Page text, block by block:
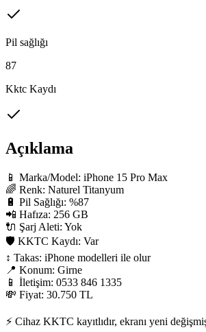
Pil sağlığı
87
Kktc Kaydı
Açıklama
📱 Marka/Model: iPhone 15 Pro Max
🌈 Renk: Naturel Titanyum
🔋 Pil Sağlığı: %87
📲 Hafıza: 256 GB
🔌 Şarj Aleti: Yok
🛡 KKTC Kaydı: Var
↕️ Takas: iPhone modelleri ile olur
📍 Konum: Girne
📱 İletişim: 0533 846 1335
💸 Fiyat: 30.750 TL
⚡ Cihaz KKTC kayıtlıdır, ekranı yeni